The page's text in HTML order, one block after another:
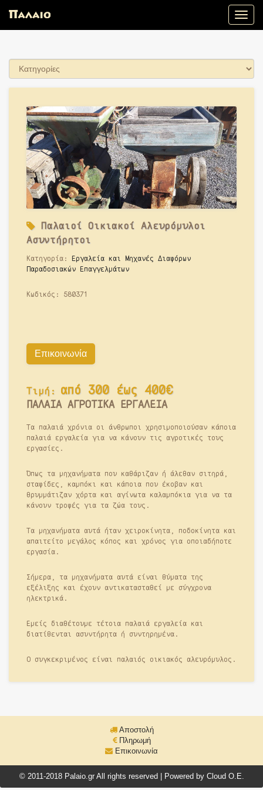
Toggle
Παλαιοί Οικιακοί Αλευρόμυλοι
Ασυντήρητοι
Κατηγορία: Εργαλεία και Μηχανές Διαφόρων
Παραδοσιακών Επαγγελμάτων
Κωδικός: 580371
Επικοινωνία
Τιμή: από 300 έως 400€
ΠΑΛΑΙΑ ΑΓΡΟΤΙΚΑ ΕΡΓΑΛΕΙΑ
Τα παλαιά χρόνια οι άνθρωποι χρησιμοποιούσαν κάποια
παλαιά εργαλεία για να κάνουν τις αγροτικές τους
εργασίες.
Όπως τα μηχανήματα που καθάριζαν ή άλεθαν σιτηρά,
σταφίδες, καμπόκι και κάποια που έκοβαν και
θρυμμάτιζαν χόρτα και αγίνωτα καλαμπόκια για να τα
κάνουν τροφές για τα ζώα τους.
Τα μηχανήματα αυτά ήταν χειροκίνητα, ποδοκίνητα και
απαιτείτο μεγάλος κόπος και χρόνος για οποιαδήποτε
εργασία.
Σήμερα, τα μηχανήματα αυτά είναι θύματα της
εξέλιξης και έχουν αντικατασταθεί με σύγχρονα
ηλεκτρικά.
Εμείς διαθέτουμε τέτοια παλαιά εργαλεία και
διατίθενται ασυντήρητα ή συντηρημένα.
Ο συγκεκριμένος είναι παλαιός οικιακός αλευρόμυλος.
Αποστολή
Πληρωμή
Επικοινωνία
© 2011-2018 Palaio.gr All rights reserved | Powered by Cloud O.E.